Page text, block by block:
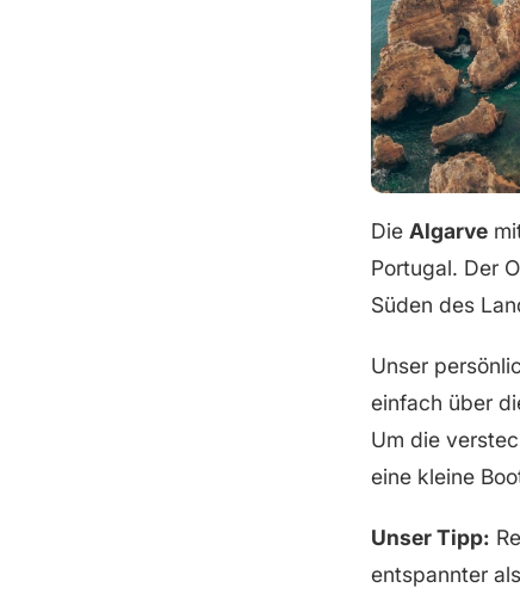
Die Algarve
Portugal. Der
Süden des
Unser
einfach über
Um die
eine kleine
Unser Tipp:
entspannter